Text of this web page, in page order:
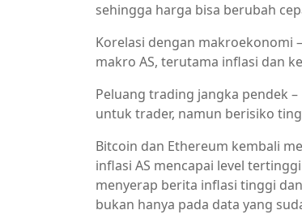
sehingga harga bisa berubah
Korelasi dengan makroekonomi
makro AS, terutama inflasi dan
Peluang trading jangka pendek
untuk trader, namun berisiko
Bitcoin dan Ethereum kembali
inflasi AS mencapai level
menyerap berita inflasi tinggi
bukan hanya pada data yang